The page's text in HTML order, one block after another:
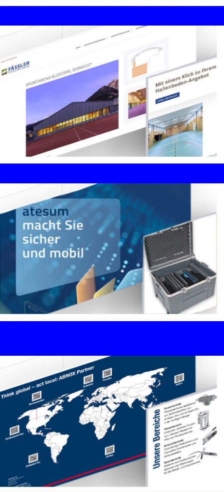
Corporate Design / Digital
Branding / SEO /
Videoanimation
Business Storytelling, Ancilla Schmidhauser,
Corporate Design / Digital
Branding / SEO
Fässler Freiraumplanung AG, Wil
Landschaftsarchitekur - Sportstättenplanung -
Sportplatzbeleuchtung
atesum AG, Neuhaus SG
Storage / Charge / Sync